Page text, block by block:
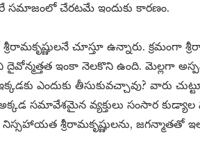
చేరటమే ఇందుకు కారణం.
చూస్తూ ఉన్నారు. క్రమంగా
ఇంకా నెలకొని ఉంది. మెల్లగా
ఎందుకు తీసుకువచ్చావు? వారు
సమావేశమైన వ్యక్తులు సంసార కుడ్యాల
నిస్సహాయత శ్రీరామకృష్ణులను, జగన్మాతతో